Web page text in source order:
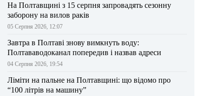
На Полтавщині з 15 серпня запровадять сезонну
заборону на вилов раків
05 Серпня 2026, 12:07
Завтра в Полтаві знову вимкнуть воду:
Полтававодоканал попередив і назвав адреси
04 Серпня 2026, 19:54
Ліміти на пальне на Полтавщині: що відомо про
“100 літрів на машину”